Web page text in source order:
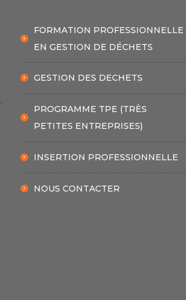
FORMATION PROFESSIONNELLE
EN GESTION DE DÉCHETS
GESTION DES DECHETS
PROGRAMME TPE (TRÈS
PETITES ENTREPRISES)
INSERTION PROFESSIONNELLE
NOUS CONTACTER